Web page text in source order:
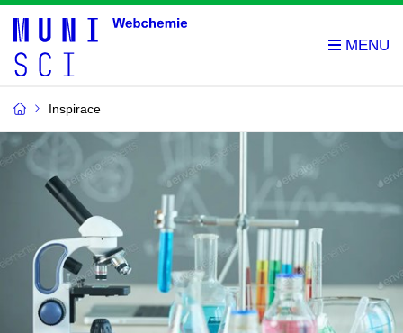
Inspirace